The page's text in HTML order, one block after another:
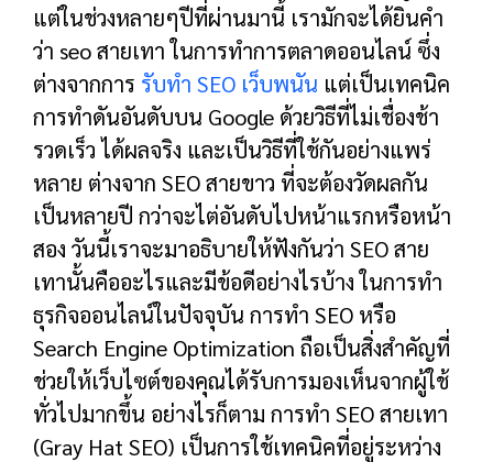
แต่ในช่วงหลายๆปีที่ผ่านมานี้ เรามักจะได้ยินคำ
ว่า seo สายเทา ในการทำการตลาดออนไลน์ ซึ่ง
ต่างจากการ รับทำ SEO เว็บพนัน แต่เป็นเทคนิค
การทำดันอันดับบน Google ด้วยวิธีที่ไม่เชื่องช้า
รวดเร็ว ได้ผลจริง และเป็นวิธีที่ใช้กันอย่างแพร่
หลาย ต่างจาก SEO สายขาว ที่จะต้องวัดผลกัน
เป็นหลายปี กว่าจะไต่อันดับไปหน้าแรกหรือหน้า
สอง วันนี้เราจะมาอธิบายให้ฟังกันว่า SEO สาย
เทานั้นคืออะไรและมีข้อดีอย่างไรบ้าง ในการทำ
ธุรกิจออนไลน์ในปัจจุบัน การทำ SEO หรือ
Search Engine Optimization ถือเป็นสิ่งสำคัญที่
ช่วยให้เว็บไซต์ของคุณได้รับการมองเห็นจากผู้ใช้
ทั่วไปมากขึ้น อย่างไรก็ตาม การทำ SEO สายเทา
(Gray Hat SEO) เป็นการใช้เทคนิคที่อยู่ระหว่าง